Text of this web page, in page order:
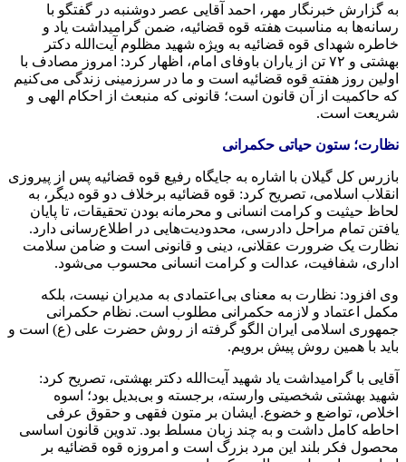
به گزارش خبرنگار مهر، احمد آقایی عصر دوشنبه در گفتگو با
رسانه‌ها به مناسبت هفته قوه قضائیه، ضمن گرامیداشت یاد و
خاطره شهدای قوه قضائیه به ویژه شهید مظلوم آیت‌الله دکتر
بهشتی و ۷۲ تن از یاران باوفای امام، اظهار کرد: امروز مصادف با
اولین روز هفته قوه قضائیه است و ما در سرزمینی زندگی می‌کنیم
که حاکمیت از آن قانون است؛ قانونی که منبعث از احکام الهی و
شریعت است.
نظارت؛ ستون حیاتی حکمرانی
بازرس کل گیلان با اشاره به جایگاه رفیع قوه قضائیه پس از پیروزی
انقلاب اسلامی، تصریح کرد: قوه قضائیه برخلاف دو قوه دیگر، به
لحاظ حیثیت و کرامت انسانی و محرمانه بودن تحقیقات، تا پایان
یافتن تمام مراحل دادرسی، محدودیت‌هایی در اطلاع‌رسانی دارد.
نظارت یک ضرورت عقلانی، دینی و قانونی است و ضامن سلامت
اداری، شفافیت، عدالت و کرامت انسانی محسوب می‌شود.
وی افزود: نظارت به معنای بی‌اعتمادی به مدیران نیست، بلکه
مکمل اعتماد و لازمه حکمرانی مطلوب است. نظام حکمرانی
جمهوری اسلامی ایران الگو گرفته از روش حضرت علی (ع) است و
باید با همین روش پیش برویم.
آقایی با گرامیداشت یاد شهید آیت‌الله دکتر بهشتی، تصریح کرد:
شهید بهشتی شخصیتی وارسته، برجسته و بی‌بدیل بود؛ اسوه
اخلاص، تواضع و خضوع. ایشان بر متون فقهی و حقوق عرفی
احاطه کامل داشت و به چند زبان مسلط بود. تدوین قانون اساسی
محصول فکر بلند این مرد بزرگ است و امروزه قوه قضائیه بر